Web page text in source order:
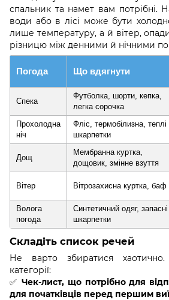
спальник та намет вам потрібні.
води або в лісі може бути
лише температуру, а й вітер,
різницю між денними й нічними
Погода Що вдягнути
Спека
Футболка, шорти, кепка,
легка сорочка
Прохолодна
ніч
Фліс, термобілизна, теплі
шкарпетки
Дощ
Мембранна куртка,
дощовик, змінне взуття
Вітер Вітрозахисна куртка, баф
Волога
погода
Синтетичний одяг, запасні
шкарпетки
Складіть список речей
Не варто збиратися
категорії:
✅ Чек-лист, що потрібно для
для початківців перед першим